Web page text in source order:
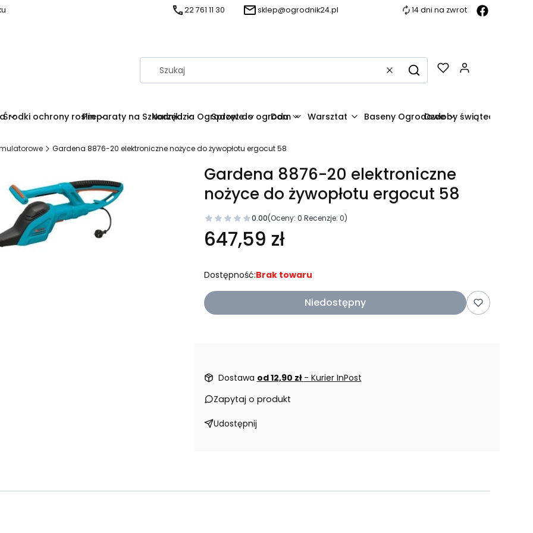
22 761 11 30 sklep@ogrodnik24.pl 14 dni na zwrot
WyczyśćSzukaj
Środki ochrony roslinPreparaty na SzkodnikiNarzędzia OgrodoweSprzęt do ogrodu
Dom Warsztat Baseny OgrodoweOzdoby świąteczne
Gardena 8876-20 elektroniczne nożyce do żywopłotu ergocut 58
Gardena 8876-20 elektroniczne
nożyce do żywopłotu ergocut 58
0.00(Oceny: 0 Recenzje: 0)
647,59 zł
Dostępność:Brak towaru
Niedostępny
Dostawa od 12,90 zł - Kurier InPost
Zapytaj o produkt
Udostępnij